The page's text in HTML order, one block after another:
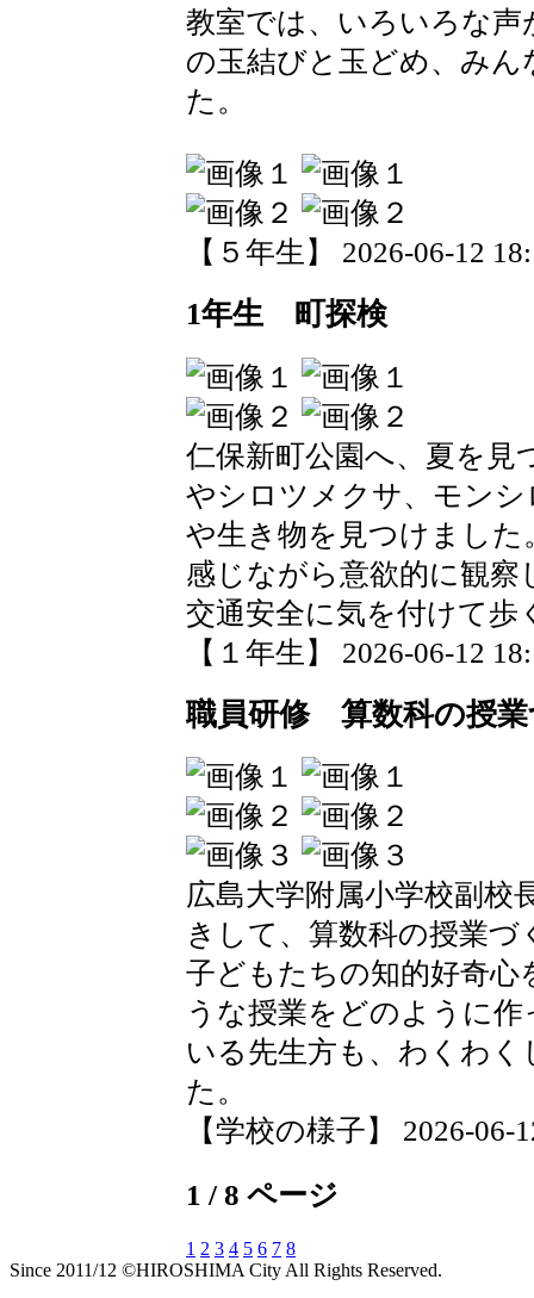
教室では、いろいろな
の玉結びと玉どめ、み
た。
【５年生】 2026-06-12
1年生 町探検
仁保新町公園へ、夏を
やシロツメクサ、モン
や生き物を見つけまし
感じながら意欲的に観
交通安全に気を付けて
【１年生】 2026-06-12
職員研修 算数科の授業
広島大学附属小学校副校
きして、算数科の授業
子どもたちの知的好奇
うな授業をどのように
いる先生方も、わくわ
た。
【学校の様子】 2026-06-
1 / 8 ページ
1 2 3 4 5 6 7 8
Since 2011/12 ©HIROSHIMA City All Rights Reserved.